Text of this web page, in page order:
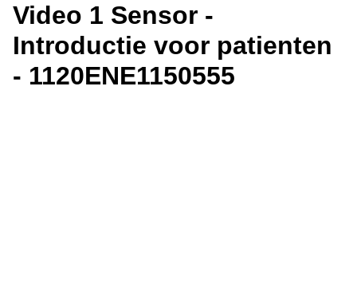
Video 1 Sensor -
Introductie voor patienten
- 1120ENE1150555